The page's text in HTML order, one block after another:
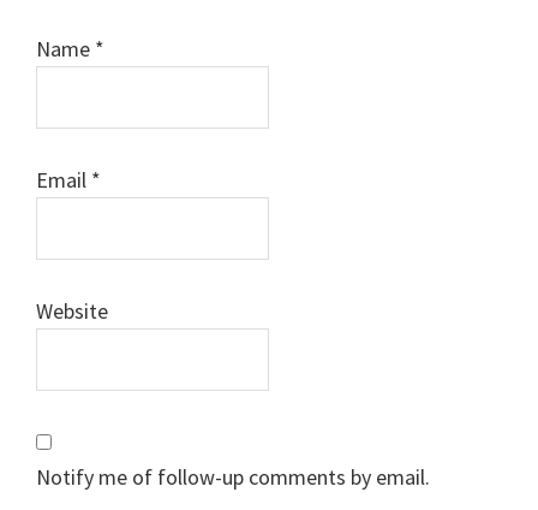
Name *
Email *
Website
Notify me of follow-up comments by email.